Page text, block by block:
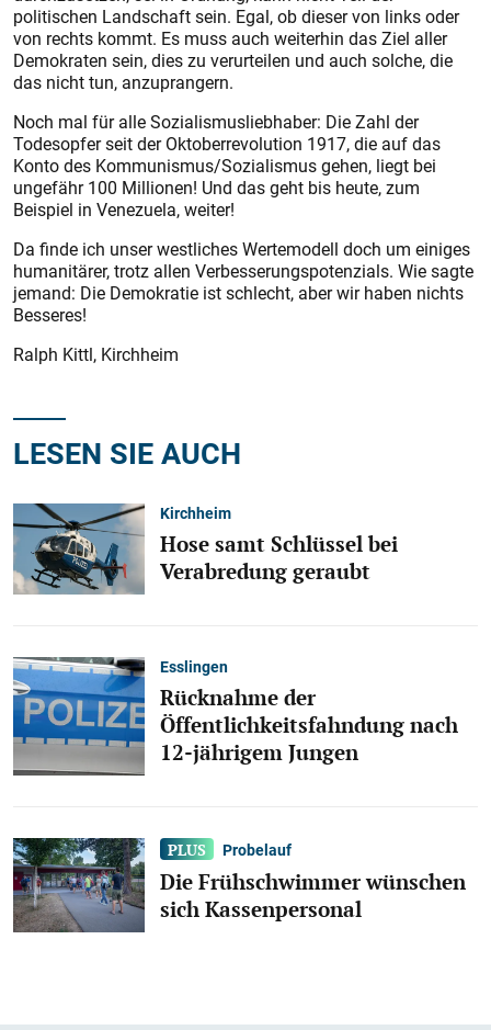
politischen Landschaft sein. Egal, ob dieser von links oder
von rechts kommt. Es muss auch weiterhin das Ziel aller
Demokraten sein, dies zu verurteilen und auch solche, die
das nicht tun, anzuprangern.
Noch mal für alle Sozialismusliebhaber: Die Zahl der
Todesopfer seit der Oktoberrevolution 1917, die auf das
Konto des Kommunismus/Sozialismus gehen, liegt bei
ungefähr 100 Millionen! Und das geht bis heute, zum
Beispiel in Venezuela, weiter!
Da finde ich unser westliches Wertemodell doch um einiges
humanitärer, trotz allen Verbesserungspotenzials. Wie sagte
jemand: Die Demokratie ist schlecht, aber wir haben nichts
Besseres!
Ralph Kittl, Kirchheim
LESEN SIE AUCH
Kirchheim
Hose samt Schlüssel bei
Verabredung geraubt
Esslingen
Rücknahme der
Öffentlichkeitsfahndung nach
12-jährigem Jungen
Probelauf
Die Frühschwimmer wünschen
sich Kassenpersonal